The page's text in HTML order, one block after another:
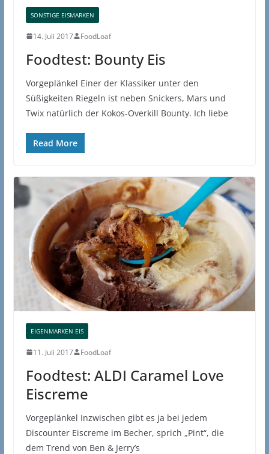
SONSTIGE EISMARKEN
14. Juli 2017 FoodLoaf
Foodtest: Bounty Eis
Vorgeplänkel Einer der Klassiker unter den
Süßigkeiten Riegeln ist neben Snickers, Mars und
Twix natürlich der Kokos-Overkill Bounty. Ich liebe
Read More
EIGENMARKEN EIS
11. Juli 2017 FoodLoaf
Foodtest: ALDI Caramel Love
Eiscreme
Vorgeplänkel Inzwischen gibt es ja bei jedem
Discounter Eiscreme im Becher, sprich „Pint“, die
dem Trend von Ben & Jerry’s